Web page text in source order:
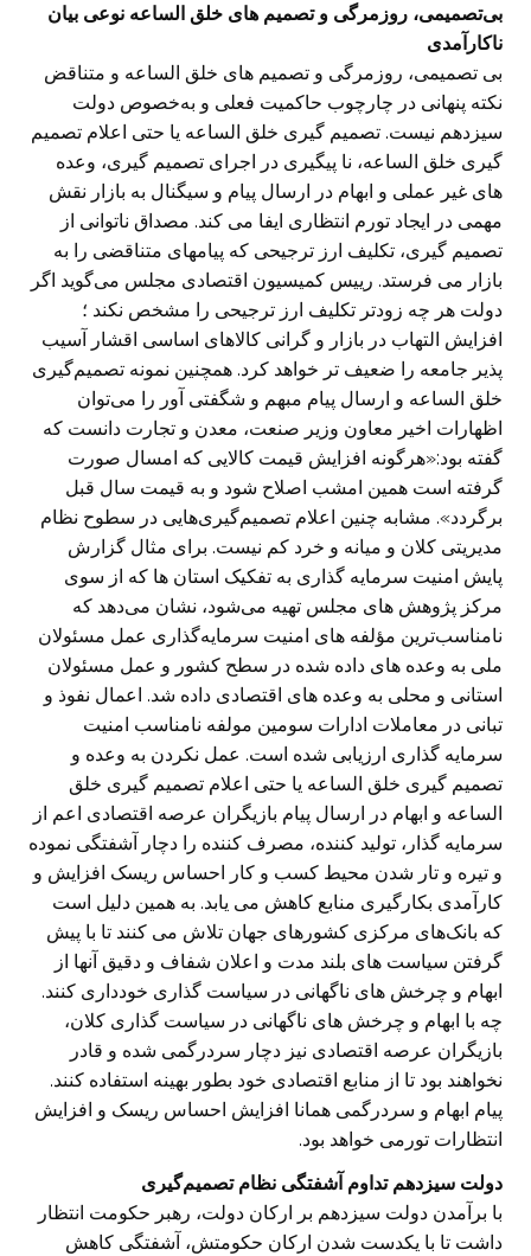
بی‌تصمیمی، روزمرگی و تصمیم های خلق الساعه نوعی بیان
ناکارآمدی
بی تصمیمی، روزمرگی و تصمیم های خلق الساعه و متناقض
نکته پنهانی در چارچوب حاکمیت فعلی و به‌خصوص دولت
سیزدهم نیست. تصمیم گیری خلق الساعه یا حتی اعلام تصمیم
گیری خلق الساعه، نا پیگیری در اجرای تصمیم گیری، وعده
های غیر عملی و ابهام در ارسال پیام و سیگنال به بازار نقش
مهمی در ایجاد تورم انتظاری ایفا می کند. مصداق ناتوانی از
تصمیم گیری، تکلیف ارز ترجیحی که پیامهای متناقضی را به
بازار می فرستد. رییس کمیسیون اقتصادی مجلس می‌گوید اگر
دولت هر چه زودتر تکلیف ارز ترجیحی را مشخص نکند ؛
افزایش التهاب در بازار و گرانی کالاهای اساسی اقشار آسیب
پذیر جامعه را ضعیف تر خواهد کرد. همچنین نمونه تصمیم‌گیری
خلق الساعه و ارسال پیام مبهم و شگفتی آور را می‌توان
اظهارات اخیر معاون وزیر صنعت، معدن و تجارت دانست که
گفته بود:«هرگونه افزایش قیمت کالایی که امسال صورت
گرفته است همین امشب اصلاح شود و به قیمت سال قبل
برگردد». مشابه چنین اعلام تصمیم‌گیری‌هایی در سطوح نظام
مدیریتی کلان و میانه و خرد کم نیست. برای مثال گزارش
پایش امنیت سرمایه گذاری به تفکیک استان ها که از سوی
مرکز پژوهش های مجلس تهیه می‌شود، نشان می‌دهد که
نامناسب‌ترین مؤلفه های امنیت سرمایه‌گذاری عمل مسئولان
ملی به وعده های داده شده در سطح کشور و عمل مسئولان
استانی و محلی به وعده های اقتصادی داده شد. اعمال نفوذ و
تبانی در معاملات ادارات سومین مولفه نامناسب امنیت
سرمایه گذاری ارزیابی شده است. عمل نکردن به وعده و
تصمیم گیری خلق الساعه یا حتی اعلام تصمیم گیری خلق
الساعه و ابهام در ارسال پیام بازیگران عرصه اقتصادی اعم از
سرمایه گذار، تولید کننده، مصرف کننده را دچار آشفتگی نموده
و تیره و تار شدن محیط کسب و کار احساس ریسک افزایش و
کارآمدی بکارگیری منابع کاهش می یابد. به همین دلیل است
که بانک‌های مرکزی کشورهای جهان تلاش می کنند تا با پیش
گرفتن سیاست های بلند مدت و اعلان شفاف و دقیق آنها از
ابهام و چرخش های ناگهانی در سیاست گذاری خودداری کنند.
چه با ابهام و چرخش های ناگهانی در سیاست گذاری کلان،
بازیگران عرصه اقتصادی نیز دچار سردرگمی شده و قادر
نخواهند بود تا از منابع اقتصادی خود بطور بهینه استفاده کنند.
پیام ابهام و سردرگمی همانا افزایش احساس ریسک و افزایش
انتظارات تورمی خواهد بود.
دولت سیزدهم تداوم آشفتگی نظام تصمیم‌گیری
با برآمدن دولت سیزدهم بر ارکان دولت، رهبر حکومت انتظار
داشت تا با یکدست شدن ارکان حکومتش، آشفتگی کاهش